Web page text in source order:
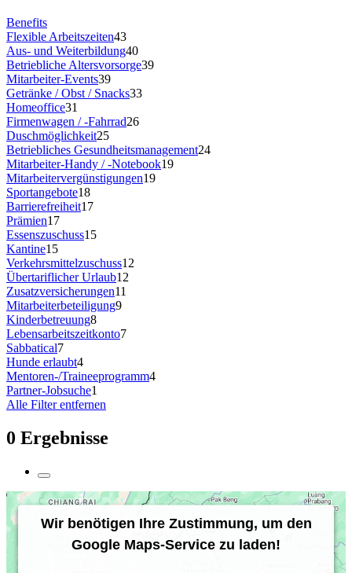
Benefits
Flexible Arbeitszeiten43
Aus- und Weiterbildung40
Betriebliche Altersvorsorge39
Mitarbeiter-Events39
Getränke / Obst / Snacks33
Homeoffice31
Firmenwagen / -Fahrrad26
Duschmöglichkeit25
Betriebliches Gesundheitsmanagement24
Mitarbeiter-Handy / -Notebook19
Mitarbeitervergünstigungen19
Sportangebote18
Barrierefreiheit17
Prämien17
Essenszuschuss15
Kantine15
Verkehrsmittelzuschuss12
Übertariflicher Urlaub12
Zusatzversicherungen11
Mitarbeiterbeteiligung9
Kinderbetreuung8
Lebensarbeitszeitkonto7
Sabbatical7
Hunde erlaubt4
Mentoren-/Traineeprogramm4
Partner-Jobsuche1
Alle Filter entfernen
0 Ergebnisse
Wir benötigen Ihre Zustimmung, um den
Google Maps-Service zu laden!